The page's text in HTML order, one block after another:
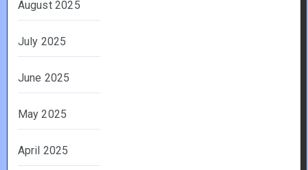
August 2025
July 2025
June 2025
May 2025
April 2025